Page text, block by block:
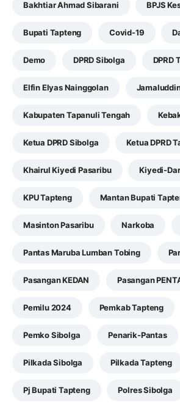
Bakhtiar Ahmad Sibarani BPJS
Bupati Tapteng Covid-19
Demo DPRD Sibolga DPRD
Elfin Elyas Nainggolan
Kabupaten Tapanuli Tengah
Ketua DPRD Sibolga Ketua DPRD
Khairul Kiyedi Pasaribu Kiyedi-
KPU Tapteng Mantan Bupati
Masinton Pasaribu Narkoba
Pantas Maruba Lumban Tobing
Pasangan KEDAN Pasangan
Pemilu 2024 Pemkab Tapteng
Pemko Sibolga Penarik-Pantas
Pilkada Sibolga Pilkada Tapteng
Pj Bupati Tapteng Polres Sibolga